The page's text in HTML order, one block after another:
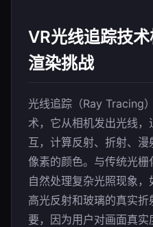
VR光线追踪技
渲染挑战
光线追踪（Ray Tracing
术，它从相机发出光线
互，计算反射、折射、
像素的颜色。与传统光
自然处理复杂光照现象
高光反射和玻璃的真实
要，因为用户对画面真